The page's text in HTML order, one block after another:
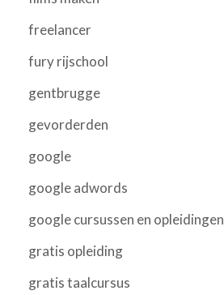
freelancer
fury rijschool
gentbrugge
gevorderden
google
google adwords
google cursussen en opleidingen
gratis opleiding
gratis taalcursus